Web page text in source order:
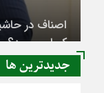
کجا می‌رسد؟
جديدترين ها